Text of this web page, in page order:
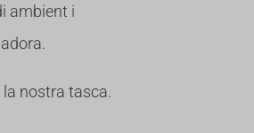
ambient i
la nostra tasca.